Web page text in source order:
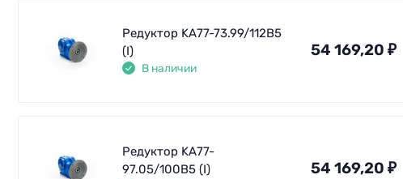
Редуктор KA77-73.99/112В5
(I)
В наличии
54 169,20 ₽
Редуктор KA77-
97.05/100В5 (I)
54 169,20 ₽